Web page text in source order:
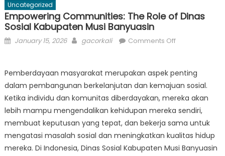
Uncategorized
Empowering Communities: The Role of Dinas
Sosial Kabupaten Musi Banyuasin
Posted
January 15, 2026 Author
gacorkali Comments Offon
The
Role
of
Dinas
Sosial
Kabupaten
Musi
Pemberdayaan masyarakat merupakan aspek penting
dalam pembangunan berkelanjutan dan kemajuan sosial.
Ketika individu dan komunitas diberdayakan, mereka akan
lebih mampu mengendalikan kehidupan mereka sendiri,
membuat keputusan yang tepat, dan bekerja sama untuk
mengatasi masalah sosial dan meningkatkan kualitas hidup
mereka. Di Indonesia, Dinas Sosial Kabupaten Musi Banyuasin